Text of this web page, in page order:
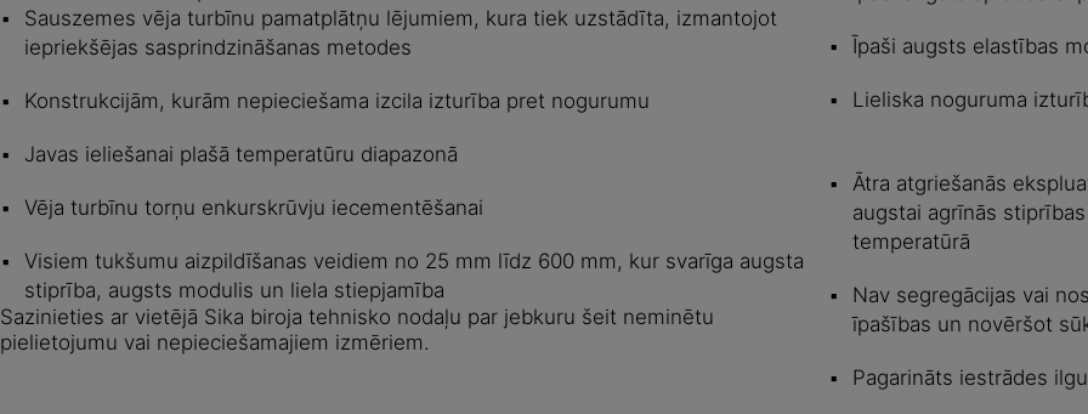
Sauszemes vēja turbīnu pamatplātņu lējumiem, kura tiek uzstādīta, izmantojot
iepriekšējas sasprindzināšanas metodes
Konstrukcijām, kurām nepieciešama izcila izturība pret nogurumu
Javas ieliešanai plašā temperatūru diapazonā
Vēja turbīnu torņu enkurskrūvju iecementēšanai
Visiem tukšumu aizpildīšanas veidiem no 25 mm līdz 600 mm, kur svarīga augsta
stiprība, augsts modulis un liela stiepjamība
Sazinieties ar vietējā Sika biroja tehnisko nodaļu par jebkuru šeit neminētu
pielietojumu vai nepieciešamajiem izmēriem.
Īpaši augsts elastības
Lieliska noguruma
Ātra atgriešanās
augstai agrīnās
temperatūrā
Nav segregācijas vai
īpašības un novēršot
Pagarināts iestrādes